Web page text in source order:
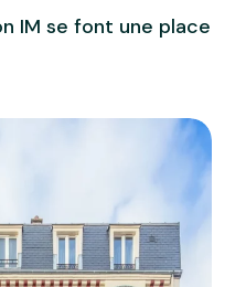
IM se font une place